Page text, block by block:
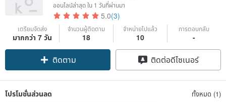
ออนไลน์ล่าสุดใน 1 วันที่ผ่านมา
5.0(3)
เตรียมจัดส่ง
มากกว่า 7 วัน
จำนวนผู้ติดตาม
18
จำหน่ายไปแล้ว
10
การตอบกลับ
-
ติดตาม ติดต่อดีไซเนอร์
โปรโมชั่นส่วนลด ทั้งหมด (1)